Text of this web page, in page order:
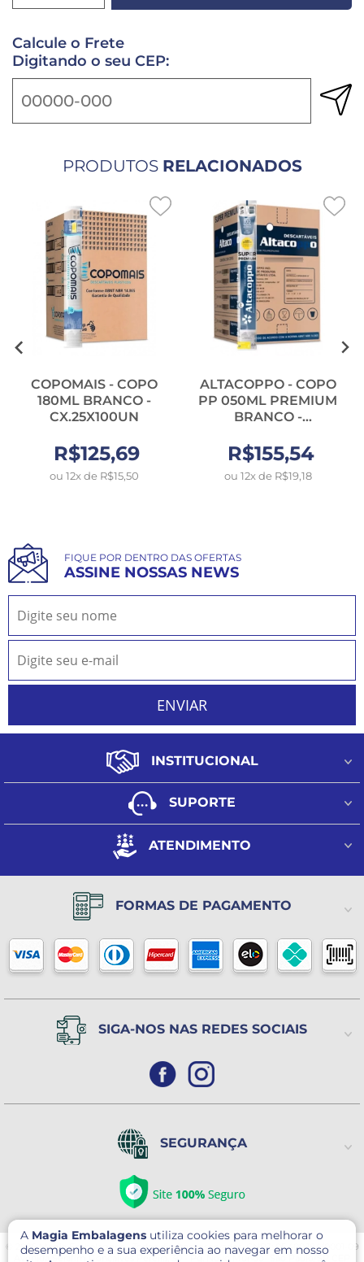
Calcule o Frete
Digitando o seu CEP:
PRODUTOS RELACIONADOS
COPOMAIS - COPO
180ML BRANCO -
CX.25X100UN
R$125,69
ou 12x de R$15,50
ALTACOPPO - COPO
PP 050ML PREMIUM
BRANCO -
R$155,54
ou 12x de R$19,18
A Magia Embalagens utiliza cookies para melhorar o
desempenho e a sua experiência ao navegar em nosso
FIQUE POR DENTRO DAS OFERTAS
ASSINE NOSSAS NEWS
INSTITUCIONAL
Quem Somos
Fale Conosco
Minha Conta
SUPORTE
Como Funciona o CashBack
Formas de pagamento
Política de Privacidade
ATENDIMENTO
(11) 98944-9091
Horário de atendimento
(Exceto Feriados)
FORMAS DE PAGAMENTO
SIGA-NOS NAS REDES SOCIAIS
SEGURANÇA
© 2026 Magia Embalagens - Todos direitos reservados. CNPJ: 05.400.184/0001-09
Avenida Serafim Gonçalves Pereira, 30 - Pq. Novo Mundo- São Paulo/SP CEP